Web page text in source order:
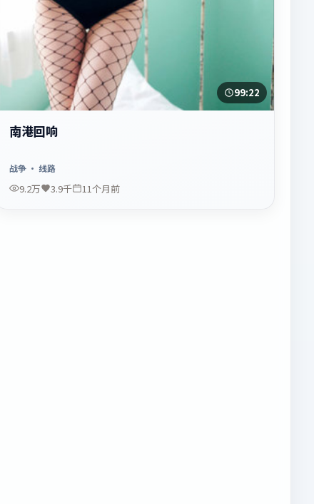
99:22
南港回响
战争 · 线路
9.2万 3.9千 11个月前